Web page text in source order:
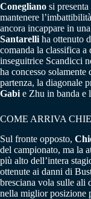
Conegliano si
mantenere
ancora incappare in
Santarelli ha ottenuto
comanda la classifica
inseguitrice Scandicci
ha concesso
partenza, la diagonale
Gabi e Zhu in banda e
COME ARRIVA
Sul fronte opposto,
del campionato, ma la
più alto dell’intera
ottenute ai danni di
bresciana vola sulle ali
nella miglior posizione